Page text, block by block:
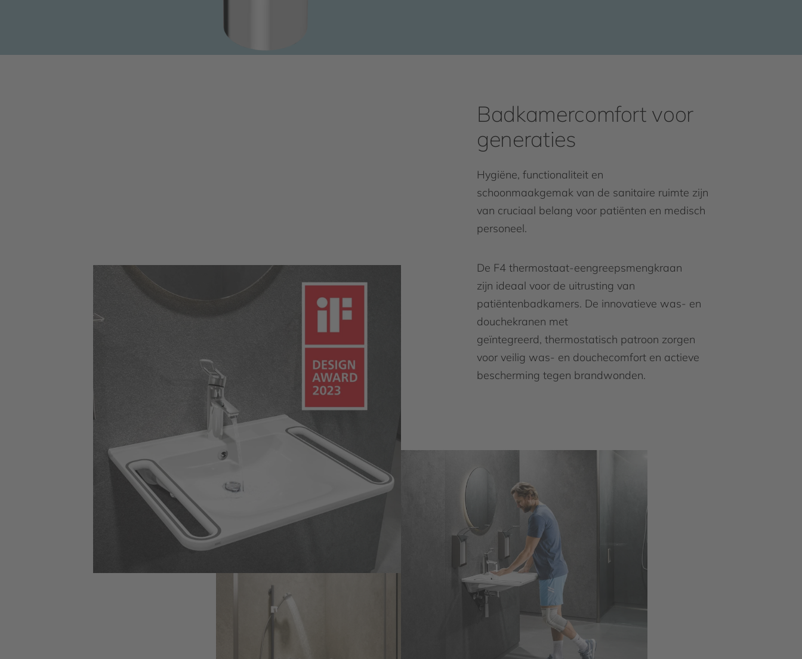
Badkamercomfort voor
generaties
Hygiëne, functionaliteit en
schoonmaakgemak van de sanitaire ruimte zijn
van cruciaal belang voor patiënten en medisch
personeel.
De F4 thermostaat-eengreepsmengkraan
zijn ideaal voor de uitrusting van
patiëntenbadkamers. De innovatieve was- en
douchekranen met
geïntegreerd, thermostatisch patroon zorgen
voor veilig was- en douchecomfort en actieve
bescherming tegen brandwonden.